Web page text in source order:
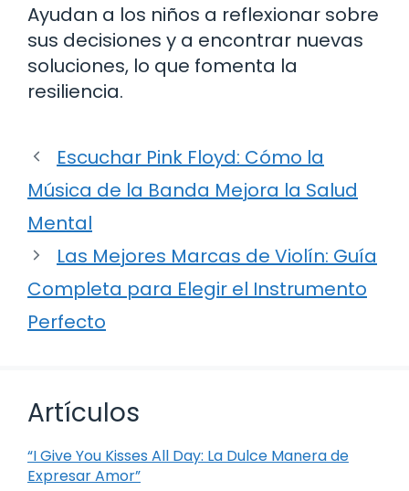
Ayudan a los niños a reflexionar sobre
sus decisiones y a encontrar nuevas
soluciones, lo que fomenta la
resiliencia.
Escuchar Pink Floyd: Cómo la
Música de la Banda Mejora la Salud
Mental
Las Mejores Marcas de Violín: Guía
Completa para Elegir el Instrumento
Perfecto
Artículos
“I Give You Kisses All Day: La Dulce Manera de
Expresar Amor”